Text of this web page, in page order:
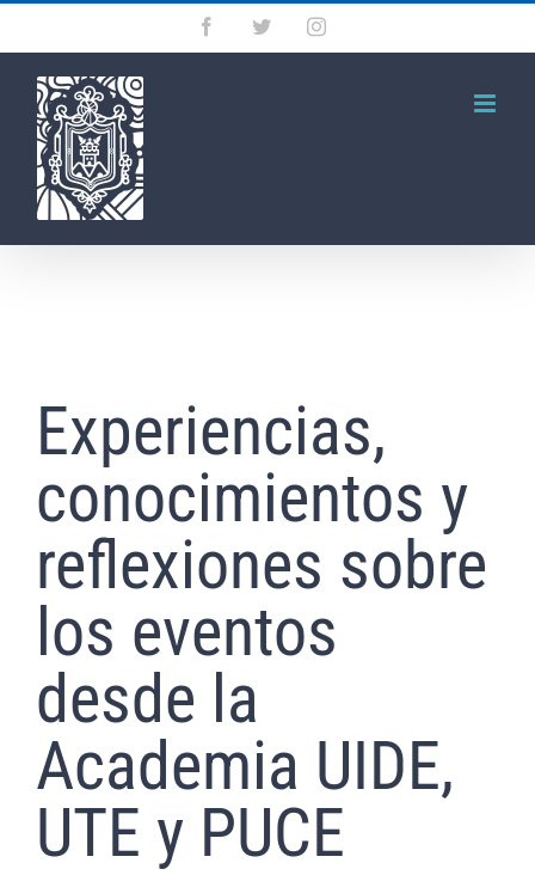
Saltar
contenido
FacebookTwitterInstagram
Experiencias,
conocimientos y
reflexiones sobre
los eventos
desde la
Academia UIDE,
UTE y PUCE